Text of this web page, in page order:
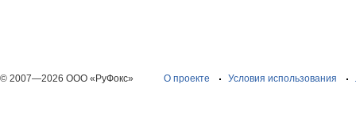
© 2007—2026 ООО «РуФокс» О проекте Условия использования